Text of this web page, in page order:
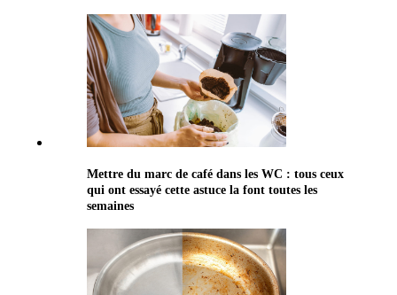
Mettre du marc de café dans les WC : tous ceux
qui ont essayé cette astuce la font toutes les
semaines